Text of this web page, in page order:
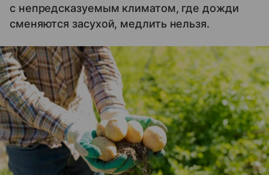
с непредсказуемым климатом, где дожди
сменяются засухой, медлить нельзя.